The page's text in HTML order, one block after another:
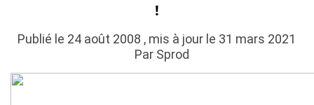
!
Publié le 24 août 2008 , mis à jour le 31 mars 2021
Par Sprod